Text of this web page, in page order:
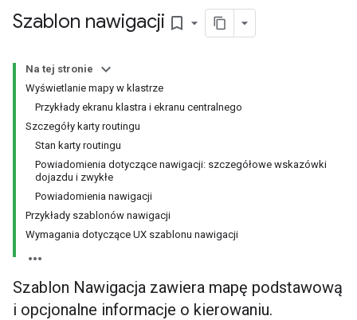
Szablon nawigacji bookmark_border
Na tej stronie
Wyświetlanie mapy w klastrze
Przykłady ekranu klastra i ekranu centralnego
Szczegóły karty routingu
Stan karty routingu
Powiadomienia dotyczące nawigacji: szczegółowe wskazówki
dojazdu i zwykłe
Powiadomienia nawigacji
Przykłady szablonów nawigacji
Wymagania dotyczące UX szablonu nawigacji
Szablon Nawigacja zawiera mapę podstawową
i opcjonalne informacje o kierowaniu.